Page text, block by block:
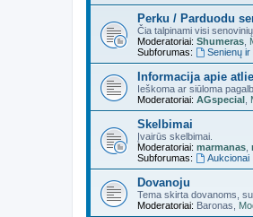
Perku / Parduodu
Čia talpinami visi
Moderatoriai: Shumeras
Subforumas:
Senienų
Informacija apie
Ieškoma ar siūloma
Moderatoriai: AGspecial
Skelbimai
Įvairūs skelbimai.
Moderatoriai: marmanas
Subforumas:
Aukcionai
Dovanoju
Tema skirta dovanoms,
Moderatoriai: Baronas